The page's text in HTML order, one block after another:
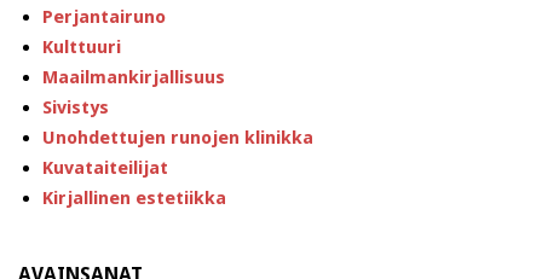
Perjantairuno
Kulttuuri
Maailmankirjallisuus
Sivistys
Unohdettujen runojen klinikka
Kuvataiteilijat
Kirjallinen estetiikka